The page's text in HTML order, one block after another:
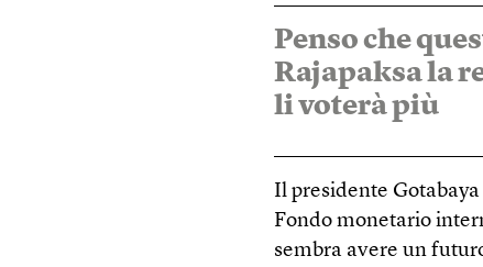
Penso che
Rajapaksa la
li voterà più
Il presidente
Fondo monetario
sembra avere un